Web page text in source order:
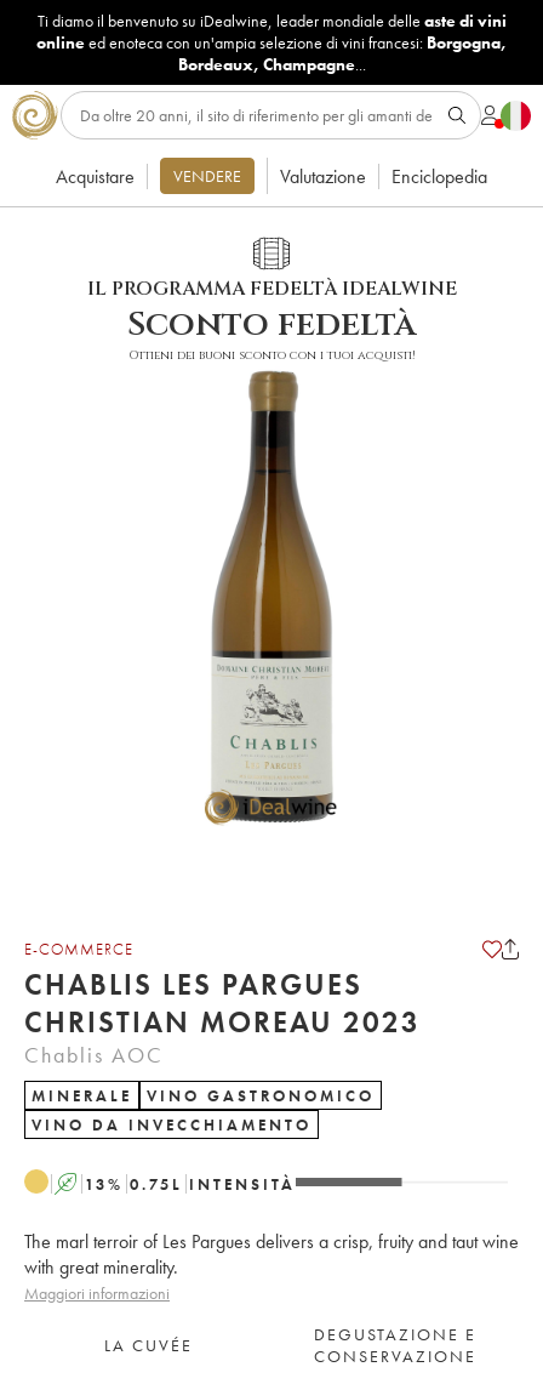
Ti diamo il benvenuto su iDealwine, leader mondiale delle aste di vini
onlineed enoteca con un'ampia selezione di vini francesi: Borgogna,
Bordeaux, Champagne...
Acquistare VENDERE Valutazione Enciclopedia
IL PROGRAMMA FEDELTÀ IDEALWINE
Sconto fedeltà
Ottieni dei buoni sconto con i tuoi acquisti!
E-COMMERCE
CHABLIS LES PARGUES
CHRISTIAN MOREAU 2023
Chablis AOC
MINERALE
VINO GASTRONOMICO
VINO DA INVECCHIAMENTO
A 13% 0.75 L INTENSITÀ
The marl terroir of Les Pargues delivers a crisp, fruity and taut wine
with great minerality.
Maggiori informazioni
LA CUVÉE
DEGUSTAZIONE E
CONSERVAZIONE